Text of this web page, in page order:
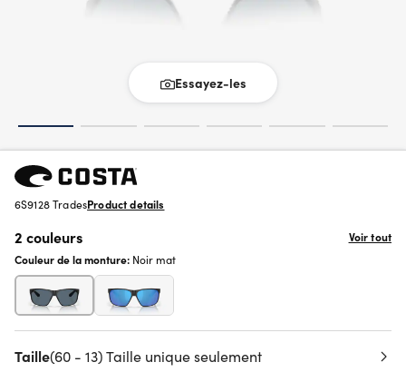
Essayez-les
6S9128 TradesProduct details
2 couleurs
Voir tout
Couleur de la monture: Noir mat
Taille(60 - 13) Taille unique seulement